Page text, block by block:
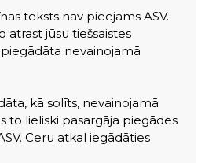
teksts nav pieejams ASV.
atrast jūsu tiešsaistes
nevainojamā
kā solīts, nevainojamā
to lieliski pasargāja piegādes
Ceru atkal iegādāties